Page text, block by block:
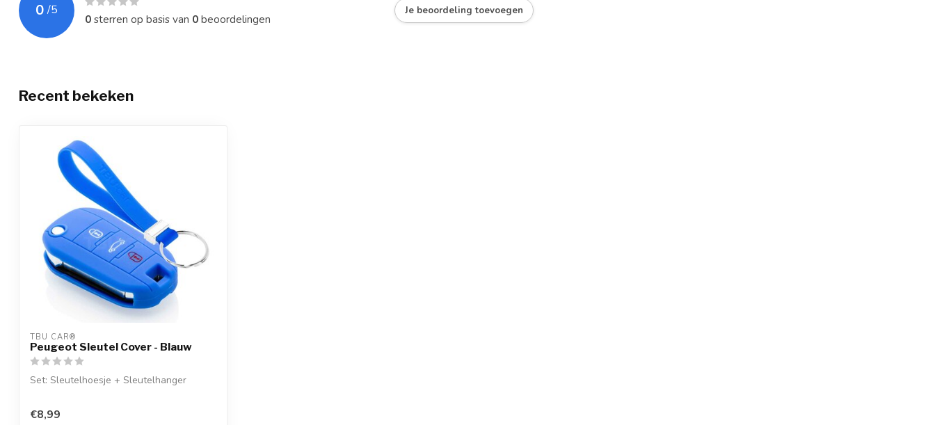
0 /5
0sterren op basis van 0beoordelingen
Je beoordeling toevoegen
Recent bekeken
TBU CAR®
Peugeot Sleutel Cover - Blauw
Set: Sleutelhoesje + Sleutelhanger
€8,99